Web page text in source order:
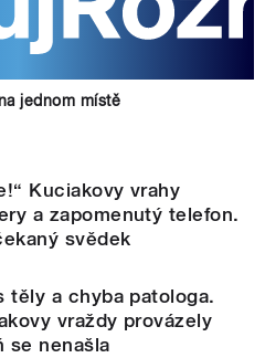
jednom místě
Kuciakovy vrahy
a zapomenutý telefon.
svědek
těly a chyba patologa.
vraždy provázely
se nenašla